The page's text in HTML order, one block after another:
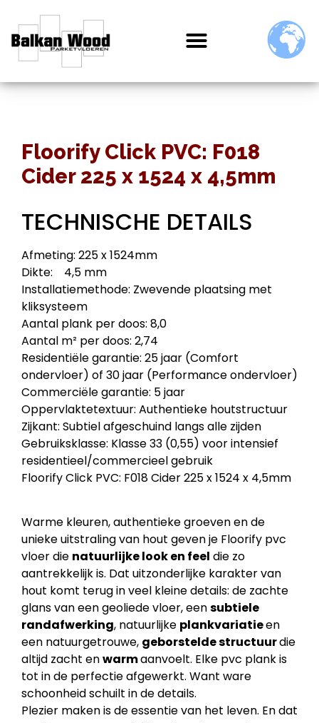
Floorify Click PVC: F018
Cider 225 x 1524 x 4,5mm
TECHNISCHE DETAILS
Afmeting: 225 x 1524mm
Dikte: 4,5 mm
Installatiemethode: Zwevende plaatsing met
kliksysteem
Aantal plank per doos: 8,0
Aantal m² per doos: 2,74
Residentiële garantie: 25 jaar (Comfort
ondervloer) of 30 jaar (Performance ondervloer)
Commerciële garantie: 5 jaar
Oppervlaktetextuur: Authentieke houtstructuur
Zijkant: Subtiel afgeschuind langs alle zijden
Gebruiksklasse: Klasse 33 (0,55) voor intensief
residentieel/commercieel gebruik
Floorify Click PVC: F018 Cider 225 x 1524 x 4,5mm
Warme kleuren, authentieke groeven en de
unieke uitstraling van hout geven je Floorify pvc
vloer die natuurlijke look en feel die zo
aantrekkelijk is. Dat uitzonderlijke karakter van
hout komt terug in veel kleine details: de zachte
glans van een geoliede vloer, eensubtiele
randafwerking, natuurlijke plankvariatieen
een natuurgetrouwe, geborstelde structuurdie
altijd zacht enwarmaanvoelt. Elke pvc plank is
tot in de perfectie afgewerkt. Want ware
schoonheid schuilt in de details.
Plezier maken is de essentie van het leven. En dat